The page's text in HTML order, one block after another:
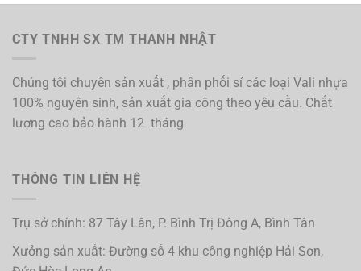
CTY TNHH SX TM THANH NHẬT
Chúng tôi chuyên sản xuất , phân phối sỉ các loại Vali nhựa
100% nguyên sinh, sản xuất gia công theo yêu cầu. Chất
lượng cao bảo hành 12 tháng
THÔNG TIN LIÊN HỆ
Trụ sở chính: 87 Tây Lân, P. Bình Trị Đông A, Bình Tân
Xưởng sản xuất: Đường số 4 khu công nghiệp Hải Sơn,